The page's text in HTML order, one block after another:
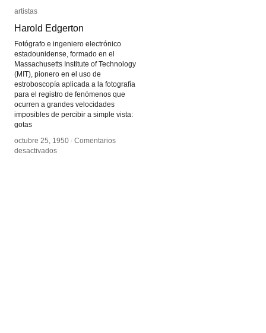
artistas
Harold Edgerton
Fotógrafo e ingeniero electrónico
estadounidense, formado en el
Massachusetts Institute of Technology
(MIT), pionero en el uso de
estroboscopía aplicada a la fotografía
para el registro de fenómenos que
ocurren a grandes velocidades
imposibles de percibir a simple vista:
gotas
octubre 25, 1950 / Comentarios
desactivadosen
artistas
Harold Edgerton
octubre 25, 1950 / Comentarios
desactivadosen